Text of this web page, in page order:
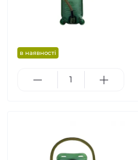
в наявності